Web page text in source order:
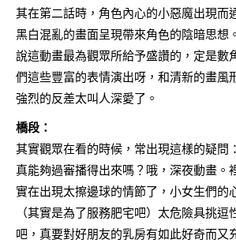
其在第二話時，角色內心的小惡魔出現而
黑白混亂的畫面呈現帶來角色的陰暗思想
說這動畫最為觀眾所給予盛讚的，定是數
們這些豐富的表情演出呀，和清新的畫風
強烈的反差太叫人深愛了。
橋段：
其實觀眾在看的時候，常出現這樣的疑問
真能夠過審播得出來嗎？哦，深夜動畫。
實在出現太擦邊球的情節了，小女生們的
（其實是為了服務肥宅吧）太危險具挑逗
吧，真要對好朋友的乳房有如此好奇而又